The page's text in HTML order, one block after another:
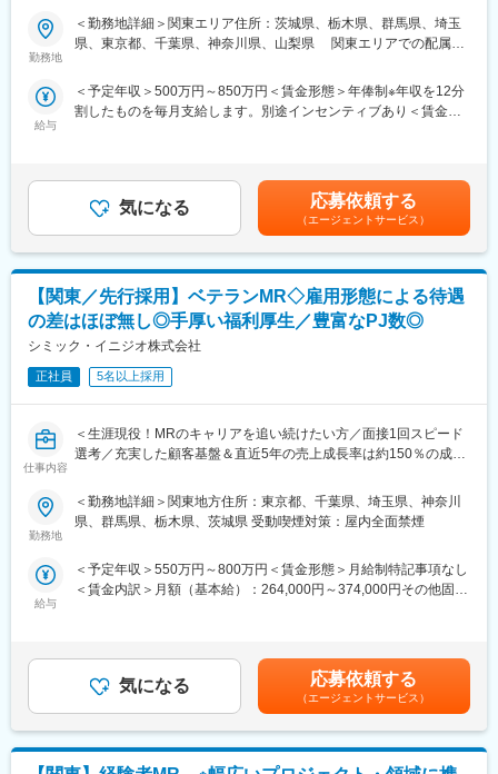
行っています。
できる制度があります。社員と社員のご家族が安心し、仕事もプ
ライベートも充実して活躍できるよう、福利厚生制度を整備して
ラスの借り上げ社宅制度や単身赴任のサポート制度を導入し、そ
の利用率も高水準となっています。
■社内認定資格制度
製薬企業での開発パイプラインの変化にともない、当社において
はオンコロジーをはじめスペシャリティ領域のプロジェクトが増
加しています。またスペシャリティ領域については社員の関心も
高く、これに応えるべく専門性の高い人財を育成するための社内
認定資格制度を設けています。現在はオンコロジー分野で「血液
■業務内容：
して医薬品情報の伝達や、安全性や有効性情報をご提供いただき
ます。有効性について情報の収集と会社への報告業務もお願いい
件から勤務地をご提案させていただきます。年収は現職考慮（モ
デル年収：20代650万、40代後半850万）領域を変えてのPJT打診
も可能です。また、無期雇用派遣となるため、ＰＪＴの期間外も
ベース給与は保証いたします。
■MRとして働く魅力
（1）最大限希望を考慮します：
全国50地域以上のPJTからご提案し、なるべくご希望の勤務地に
アサインが可能です。また、次の契約での再配属の際の地域もし
っかり考慮いたします。これは小規模ならではの社内バッティン
CSO業界で10年以上のキャリアを持つベテラン社員が、あなたの
生涯のわたる「キャリア形成」を丁寧にサポートします。その繋
PJTも紹介可能、また過去には、10年ほどブランクのある50代の
方のご支援の実績もあるなど選考の合格率も高いです。
としてパフォーマンスが高い場合は50代の方でも正社員への転換
もあります。契約の更新についても著しく業務態度が悪い／業績
先を探します。また、過去営業成績の優秀な方ではメーカー登用
の実績もあります。
勤務地
＜勤務地詳細＞関東エリア住所：茨城県、栃木県、群馬県、埼玉
県、東京都、千葉県、神奈川県、山梨県 関東エリアでの配属と
給与
＜予定年収＞500万円～850万円＜賃金形態＞年俸制※年収を12分
割したものを毎月支給します。別途インセンティブあり＜賃金内
円（12分割）（一律手当を含む）＜昇給有無＞有＜残業手当＞有
＜給与補足＞※面接を通して、ご経験やスキルにより当社規定に基
づき決定いたします。■昇給、インセンティブあり■モデル年収：
20代650万、40代後半850万賃金はあくまでも目安の金額であ
り、選考を通じて上下する可能性があります。月給(月額)は固定手
当を含めた表記です。
気になる 応募依頼する
（エージェントサービス）
【関東／先行採用】ベテランMR◇雇用形態による待遇
の差はほぼ無し◎手厚い福利厚生／豊富なPJ数◎
シミック・イニジオ株式会社
正社員 5名以上採用
仕事内容
＜生涯現役！MRのキャリアを追い続けたい方／面接1回スピード
選考／充実した顧客基盤＆直近5年の売上成長率は約150％の成長
■職務概要
＜コンクラクトMRという働き方＞
各製薬企業のプロジェクトの一員として、配属される営業所を拠
に左右されることは、ほぼありません。様々なプロジェクトを経
験することで、幅広い製品の取り扱い経験や知識を積み、MRとし
てのスキルアップが叶う環境です。
■シミック・イニジオの強み
勤務地
＜勤務地詳細＞関東地方住所：東京都、千葉県、埼玉県、神奈川
県、群馬県、栃木県、茨城県 受動喫煙対策：屋内全面禁煙
給与
＜予定年収＞550万円～800万円＜賃金形態＞月給制特記事項なし
＜賃金内訳＞月額（基本給）：264,000円～374,000円その他固定
を全額支給 ■賞与年2回（昨年度実績4.2ヶ月）、報酬改定年1回賃
金はあくまでも目安の金額であり、選考を通じて上下する可能性
があります。月給(月額)は固定手当を含めた表記です。
気になる 応募依頼する
（エージェントサービス）